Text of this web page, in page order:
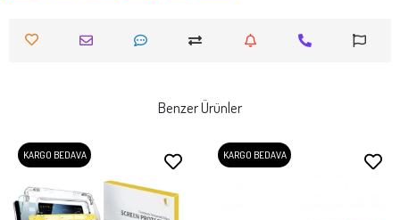
Benzer Ürünler
KARGO BEDAVA KARGO BEDAVA